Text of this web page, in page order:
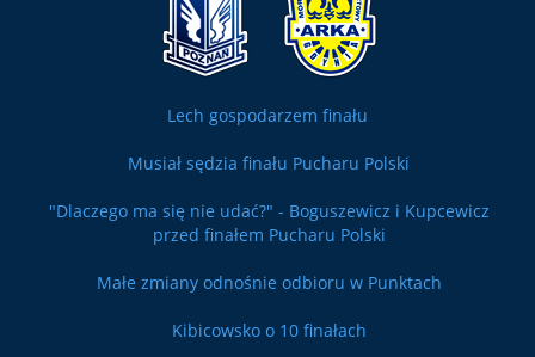
Lech gospodarzem finału
Musiał sędzia finału Pucharu Polski
"Dlaczego ma się nie udać?" - Boguszewicz i Kupcewicz
przed finałem Pucharu Polski
Małe zmiany odnośnie odbioru w Punktach
Kibicowsko o 10 finałach